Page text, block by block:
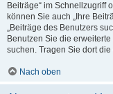
Beiträge“ im Schnellzugriff
können Sie auch „Ihre
„Beiträge des Benutzers
Benutzen Sie die
suchen. Tragen Sie dort
Nach oben